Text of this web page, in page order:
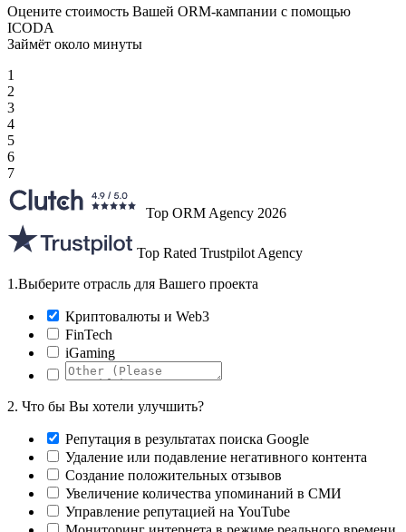
Оцените стоимость Вашей ORM-кампании с помощью
ICODA
Займёт около минуты
1
2
3
4
5
6
7
Top ORM Agency 2026
Top Rated Trustpilot Agency
1.Выберите отрасль для Вашего проекта
Криптовалюты и Web3
FinTech
iGaming
2. Что бы Вы хотели улучшить?
Репутация в результатах поиска Google
Удаление или подавление негативного контента
Создание положительных отзывов
Увеличение количества упоминаний в СМИ
Управление репутацией на YouTube